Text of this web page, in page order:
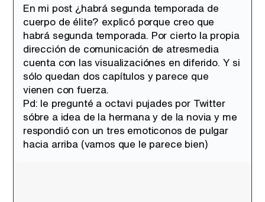
En mi post ¿habrá segunda temporada de
cuerpo de élite? explicó porque creo que
habrá segunda temporada. Por cierto la propia
dirección de comunicación de atresmedia
cuenta con las visualizaciónes en diferido. Y si
sólo quedan dos capítulos y parece que
vienen con fuerza.
Pd: le pregunté a octavi pujades por Twitter
sóbre a idea de la hermana y de la novia y me
respondió con un tres emoticonos de pulgar
hacia arriba (vamos que le parece bien)